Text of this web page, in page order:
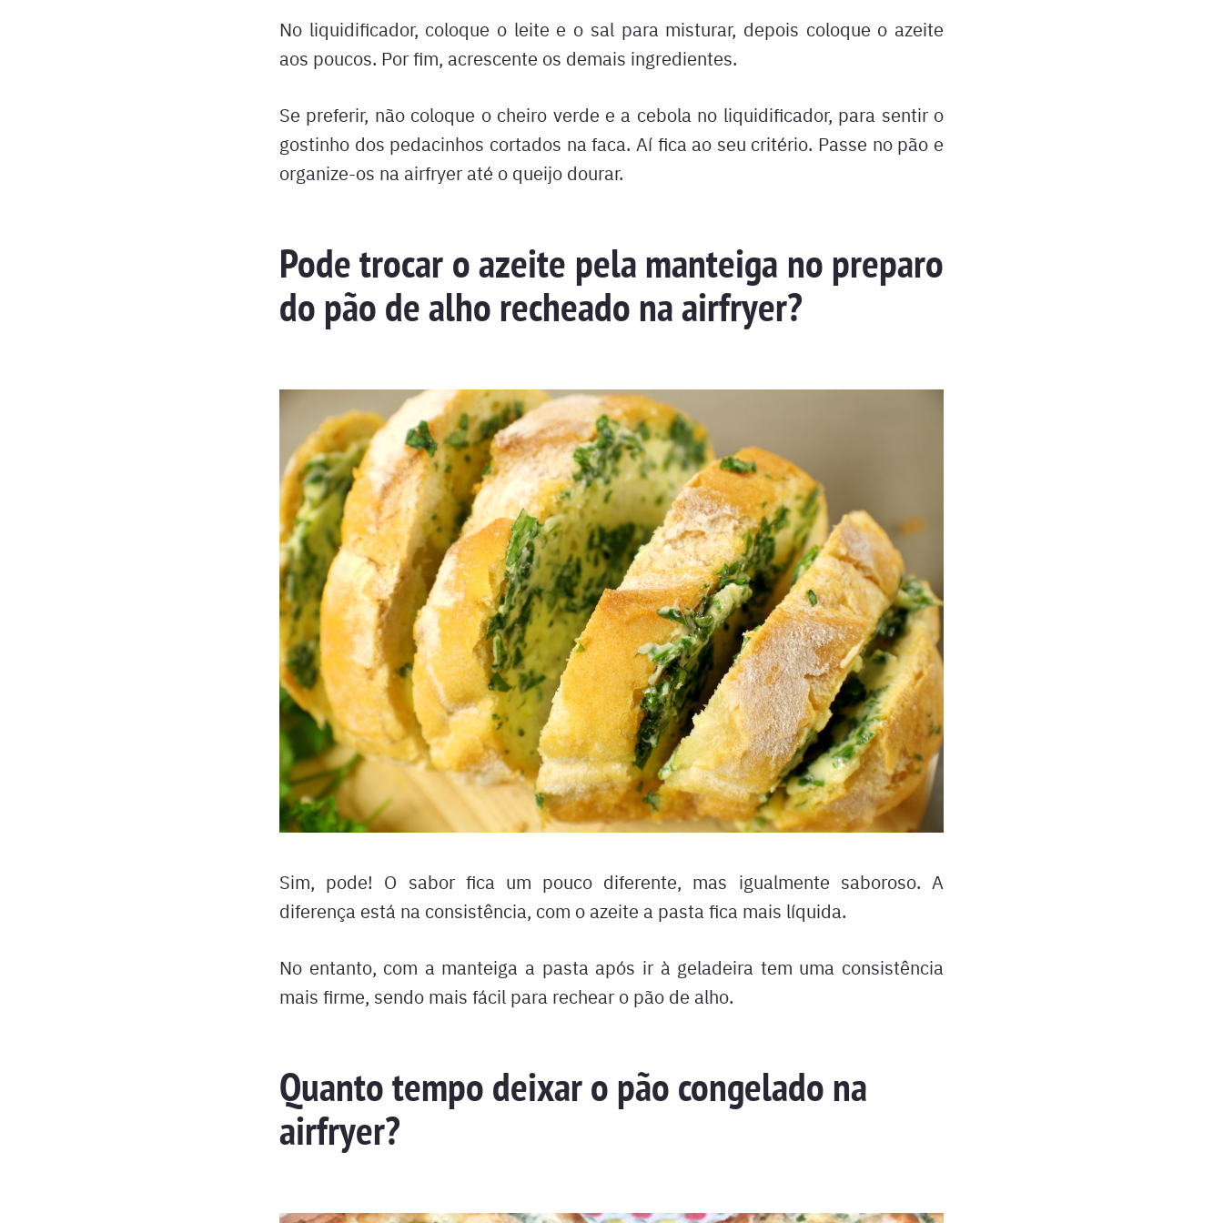
No liquidificador, coloque o leite e o sal para misturar, depois coloque o azeite
aos poucos. Por fim, acrescente os demais ingredientes.
Se preferir, não coloque o cheiro verde e a cebola no liquidificador, para sentir o
gostinho dos pedacinhos cortados na faca. Aí fica ao seu critério. Passe no pão e
organize-os na airfryer até o queijo dourar.
Pode trocar o azeite pela manteiga no preparo
do pão de alho recheado na airfryer?
Sim, pode! O sabor fica um pouco diferente, mas igualmente saboroso. A
diferença está na consistência, com o azeite a pasta fica mais líquida.
No entanto, com a manteiga a pasta após ir à geladeira tem uma consistência
mais firme, sendo mais fácil para rechear o pão de alho.
Quanto tempo deixar o pão congelado na
airfryer?